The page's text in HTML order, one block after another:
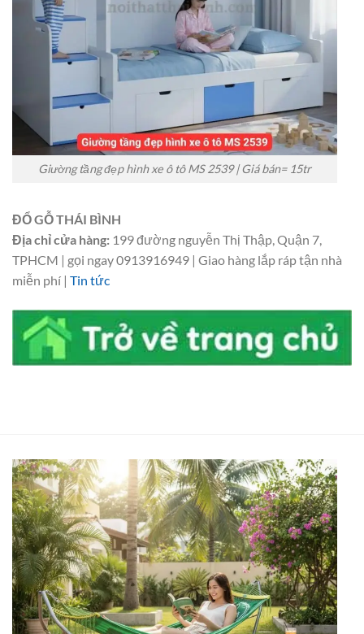
Giường tầng đẹp hình xe ô tô MS 2539 | Giá bán= 15tr
ĐỔ GỖ THÁI BÌNH
Địa chỉ cửa hàng: 199 đường nguyễn Thị Thập, Quận 7,
TPHCM | gọi ngay 0913916949 | Giao hàng lắp ráp tận nhà
miễn phí | Tin tức